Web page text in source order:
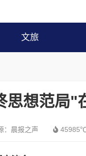
文旅
想范局"
：晨报之声 45985℃